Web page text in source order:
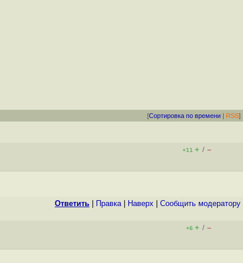
[Сортировка по времени | RSS]
+11 + / –
Ответить Правка| Наверх Cообщить модератору
+6 + / –